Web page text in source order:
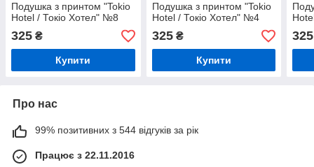
Подушка з принтом "Tokio
Hotel / Токіо Хотел" №8
325 ₴
Купити
Подушка з принтом "Tokio
Hotel / Токіо Хотел" №4
325₴
Купити
325
Про нас
99% позитивних з 544 відгуків за рік
Працює з 22.11.2016